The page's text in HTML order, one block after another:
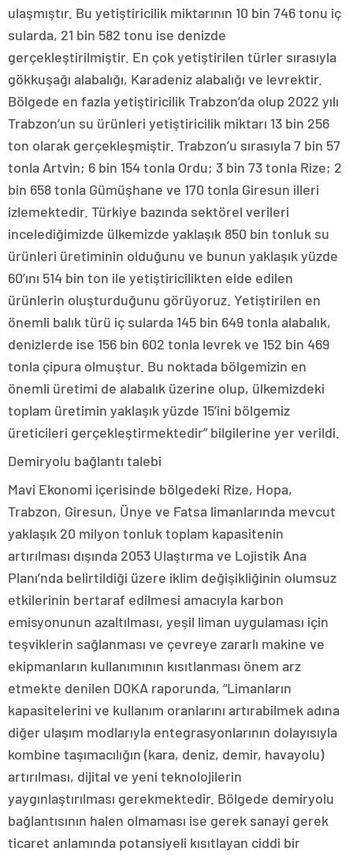
ulaşmıştır. Bu yetiştiricilik miktarının 10 bin 746 tonu iç
sularda, 21 bin 582 tonu ise denizde
gerçekleştirilmiştir. En çok yetiştirilen türler sırasıyla
gökkuşağı alabalığı, Karadeniz alabalığı ve levrektir.
Bölgede en fazla yetiştiricilik Trabzon’da olup 2022 yılı
Trabzon’un su ürünleri yetiştiricilik miktarı 13 bin 256
ton olarak gerçekleşmiştir. Trabzon’u sırasıyla 7 bin 57
tonla Artvin; 6 bin 154 tonla Ordu; 3 bin 73 tonla Rize; 2
bin 658 tonla Gümüşhane ve 170 tonla Giresun illeri
izlemektedir. Türkiye bazında sektörel verileri
incelediğimizde ülkemizde yaklaşık 850 bin tonluk su
ürünleri üretiminin olduğunu ve bunun yaklaşık yüzde
60’ını 514 bin ton ile yetiştiricilikten elde edilen
ürünlerin oluşturduğunu görüyoruz. Yetiştirilen en
önemli balık türü iç sularda 145 bin 649 tonla alabalık,
denizlerde ise 156 bin 602 tonla levrek ve 152 bin 469
tonla çipura olmuştur. Bu noktada bölgemizin en
önemli üretimi de alabalık üzerine olup, ülkemizdeki
toplam üretimin yaklaşık yüzde 15’ini bölgemiz
üreticileri gerçekleştirmektedir” bilgilerine yer verildi.
Demiryolu bağlantı talebi
Mavi Ekonomi içerisinde bölgedeki Rize, Hopa,
Trabzon, Giresun, Ünye ve Fatsa limanlarında mevcut
yaklaşık 20 milyon tonluk toplam kapasitenin
artırılması dışında 2053 Ulaştırma ve Lojistik Ana
Planı’nda belirtildiği üzere iklim değişikliğinin olumsuz
etkilerinin bertaraf edilmesi amacıyla karbon
emisyonunun azaltılması, yeşil liman uygulaması için
teşviklerin sağlanması ve çevreye zararlı makine ve
ekipmanların kullanımının kısıtlanması önem arz
etmekte denilen DOKA raporunda, “Limanların
kapasitelerini ve kullanım oranlarını artırabilmek adına
diğer ulaşım modlarıyla entegrasyonlarının dolayısıyla
kombine taşımacılığın (kara, deniz, demir, havayolu)
artırılması, dijital ve yeni teknolojilerin
yaygınlaştırılması gerekmektedir. Bölgede demiryolu
bağlantısının halen olmaması ise gerek sanayi gerek
ticaret anlamında potansiyeli kısıtlayan ciddi bir